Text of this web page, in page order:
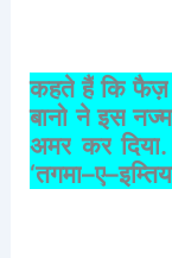
कहते हैं कि फैज़
बानो ने इस नज्म
अमर कर दिया
‘तगमा–ए–